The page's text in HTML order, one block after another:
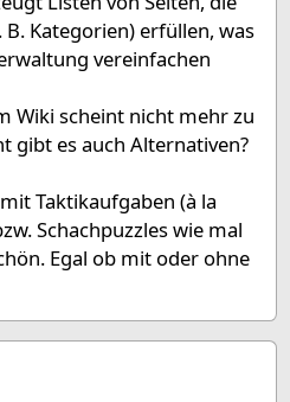
Kategorien) erfüllen, was
vereinfachen
Wiki scheint nicht mehr zu
gibt es auch Alternativen?
Taktikaufgaben (à la
Schachpuzzles wie mal
Egal ob mit oder ohne
'22